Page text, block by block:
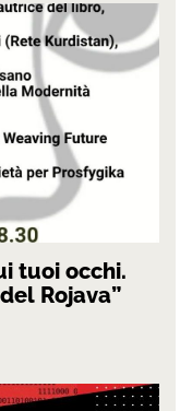
tuoi occhi.
Rojava”